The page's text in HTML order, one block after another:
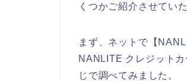
くつかご紹介させてい
まず、ネットで【
NANLITE クレジット
じで調べてみました。